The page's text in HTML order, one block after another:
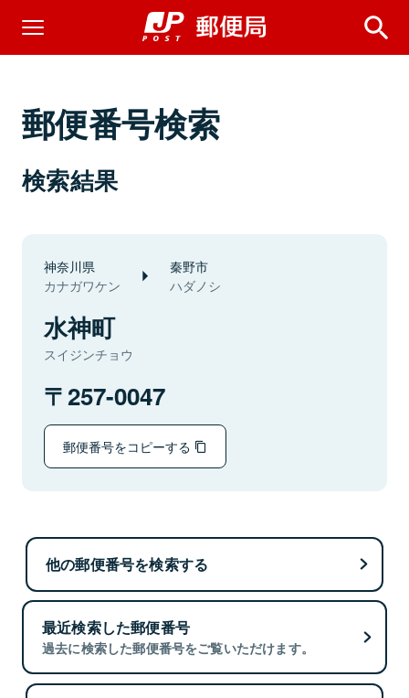
郵便番号検索
検索結果
神奈川県
カナガワケン
秦野市
ハダノシ
水神町
スイジンチョウ
257-0047
郵便番号をコピーする
他の郵便番号を検索する
最近検索した郵便番号
過去に検索した郵便番号をご覧いただけます。